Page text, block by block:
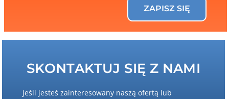
ZAPISZ SIĘ
SKONTAKTUJ SIĘ Z NAMI
Jeśli jesteś zainteresowany naszą ofertą lub